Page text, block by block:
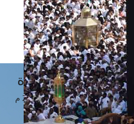
حجز موعد
الفتوى الهاتفية
مَواقِيتُ الصَّـــلاة
القاهرة · 07 أغسطس 2026 م
الفجر